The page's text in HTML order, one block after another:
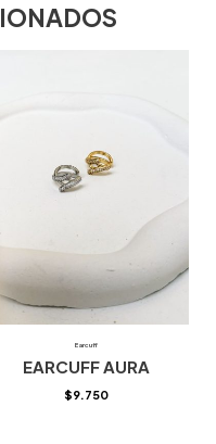
Earcuff
EARCUFF AURA
$9.750